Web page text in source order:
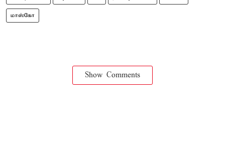
மாஸ்கோ
Show Comments